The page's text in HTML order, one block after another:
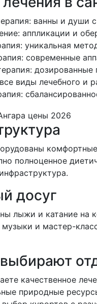
ванны и души
аппликации и
уникальная
современные
виды лечебного и
полноценное
досуг
лыжи и катание на
и мастер-
качественное
природные